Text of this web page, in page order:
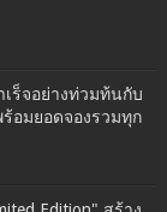
เร็จอย่างท่วมท้นกับ
ร้อมยอดจองรวมทุก